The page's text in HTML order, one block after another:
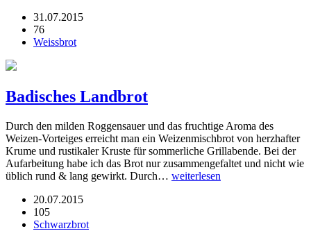
31.07.2015
76
Weissbrot
Badisches Landbrot
Durch den milden Roggensauer und das fruchtige Aroma des
Weizen-Vorteiges erreicht man ein Weizenmischbrot von herzhafter
Krume und rustikaler Kruste für sommerliche Grillabende. Bei der
Aufarbeitung habe ich das Brot nur zusammengefaltet und nicht wie
üblich rund & lang gewirkt. Durch… weiterlesen
20.07.2015
105
Schwarzbrot